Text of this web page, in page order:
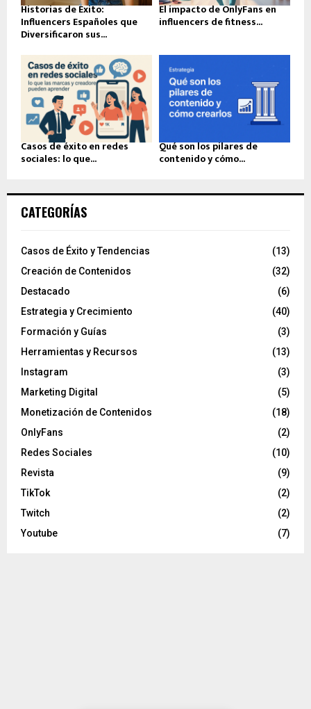
Historias de Éxito:
Influencers Españoles que
Diversificaron sus...
El impacto de OnlyFans en
influencers de fitness...
Casos de éxito en redes
sociales: lo que...
Qué son los pilares de
contenido y cómo...
CATEGORÍAS
Casos de Éxito y Tendencias
(13)
Creación de Contenidos
(32)
Destacado
(6)
Estrategia y Crecimiento
(40)
Formación y Guías
(3)
Herramientas y Recursos
(13)
Instagram
(3)
Marketing Digital
(5)
Monetización de Contenidos
(18)
OnlyFans
(2)
Redes Sociales
(10)
Revista
(9)
TikTok
(2)
Twitch
(2)
Youtube
(7)